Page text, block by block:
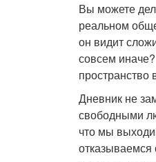
Вы можете
реальном
он видит
совсем
Дневник не
свободными
что мы
отказываемся